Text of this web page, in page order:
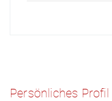
Persönliches